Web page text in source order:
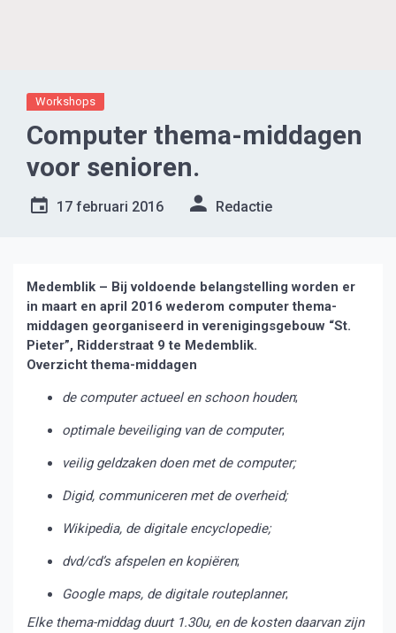
Workshops
Computer thema-middagen
voor senioren.
17 februari 2016 Redactie
Medemblik – Bij voldoende belangstelling worden er
in maart en april 2016 wederom computer thema-
middagen georganiseerd in verenigingsgebouw “St.
Pieter”, Ridderstraat 9 te Medemblik.
Overzicht thema-middagen
de computer actueel en schoon houden;
optimale beveiliging van de computer;
veilig geldzaken doen met de computer;
Digid, communiceren met de overheid;
Wikipedia, de digitale encyclopedie;
dvd/cd’s afspelen en kopiëren;
Google maps, de digitale routeplanner;
Elke thema-middag duurt 1.30u, en de kosten daarvan zijn